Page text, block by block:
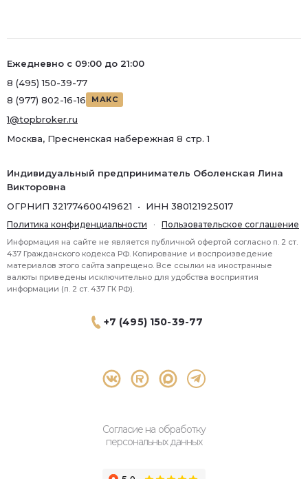
+7 (495) 150-39-77
Согласие на обработку
персональных данных
Ежедневно с 09:00 до 21:00
8 (495) 150-39-77
8 (977) 802-16-16
МАКС
1@topbroker.ru
Москва, Пресненская набережная 8 стр. 1
Индивидуальный предприниматель Оболенская Лина
Викторовна
ОГРНИП 321774600419621 • ИНН 380121925017
Политика конфиденциальности · Пользовательское соглашение
Информация на сайте не является публичной офертой согласно п. 2 ст.
437 Гражданского кодекса РФ. Копирование и воспроизведение
материалов этого сайта запрещено. Все ссылки на иностранные
валюты приведены исключительно для удобства восприятия
информации (п. 2 ст. 437 ГК РФ).